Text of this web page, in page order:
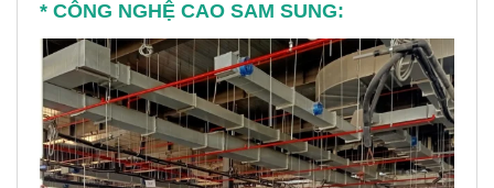
* CÔNG NGHỆ CAO SAM SUNG: